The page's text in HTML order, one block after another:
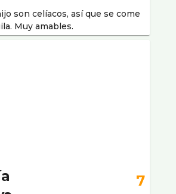
son celíacos, así que se come
Muy amables.
7